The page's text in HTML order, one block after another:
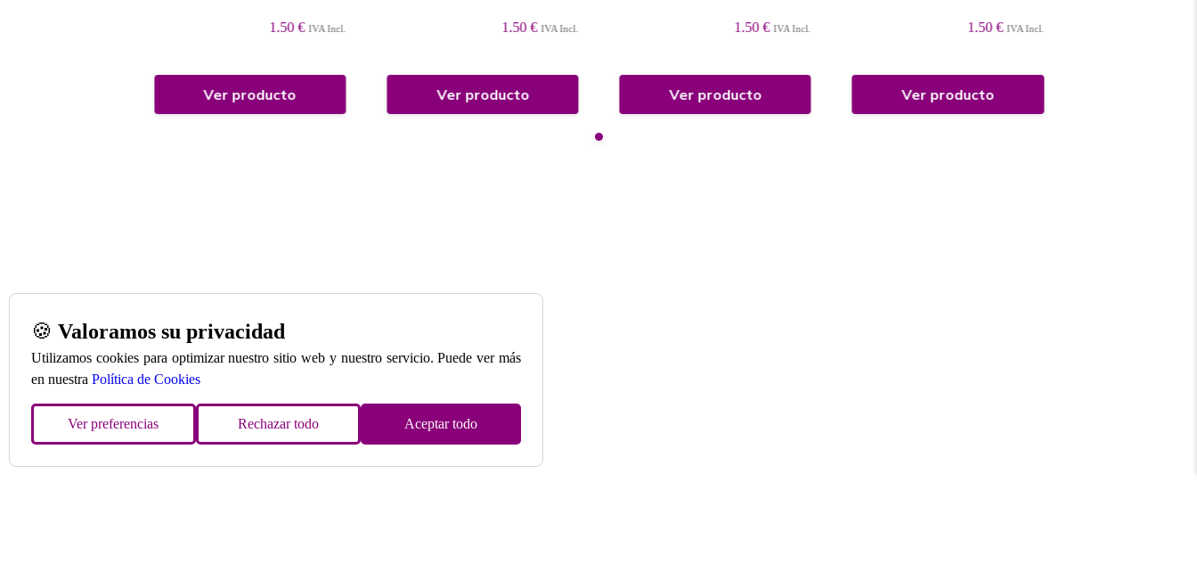
1.50 € IVA Incl.
Ver producto
1.50 € IVA Incl.
Ver producto
1.50 € IVA Incl.
Ver producto
1.50 € IVA Incl.
Ver producto
🍪 Valoramos su privacidad
Utilizamos cookies para optimizar nuestro sitio web y nuestro servicio. Puede ver más
en nuestra Política de Cookies
Ver preferencias Rechazar todo Aceptar todo